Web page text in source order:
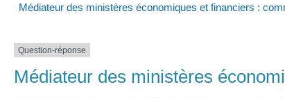
Médiateur des ministères économiques et financiers :
Question-réponse
Médiateur des ministères